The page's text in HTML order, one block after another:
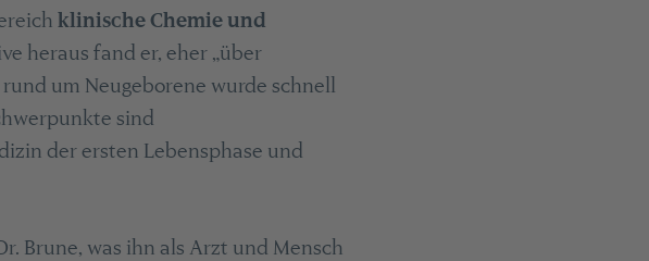
klinische Chemie und
heraus fand er, eher „über
um Neugeborene wurde schnell
sind
der ersten Lebensphase und
Brune, was ihn als Arzt und Mensch